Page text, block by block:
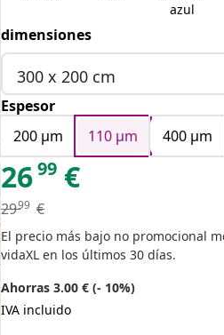
azul
dimensiones
300 x 200 cm
Espesor
200 μm
110 μm 400 μm
2699 €
2999 €
El precio más bajo no promocional
vidaXL en los últimos 30 días.
Ahorras 3.00 € (- 10%)
IVA incluido